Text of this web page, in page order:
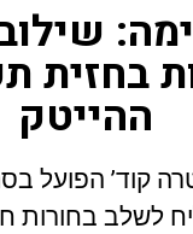
בחזית
ההייטק
קוד’ הפועל
לשלב בחורות